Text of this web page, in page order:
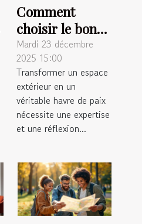
Comment
choisir le bon
paysagiste pour
métamorphoser
votre espace
extérieur ?
Mardi 23 décembre
2025 15:00
Transformer un espace
extérieur en un
véritable havre de paix
nécessite une expertise
et une réflexion...